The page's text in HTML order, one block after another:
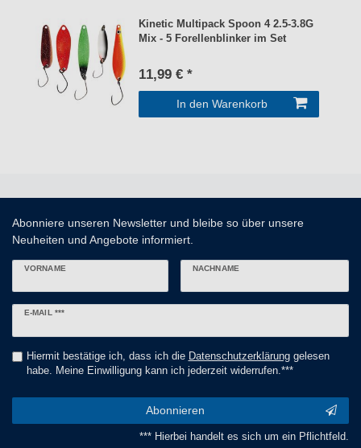
Kinetic Multipack Spoon 4 2.5-3.8G
Mix - 5 Forellenblinker im Set
11,99 € *
In den Warenkorb
Abonniere unseren Newsletter und bleibe so über unsere
Neuheiten und Angebote informiert.
VORNAME NACHNAME
E-MAIL ***
Newsletter
Hiermit bestätige ich, dass ich die Daten­schutz­erklärunggelesen
habe. Meine Einwilligung kann ich jederzeit widerrufen.***
Abonnieren
*** Hierbei handelt es sich um ein Pflichtfeld.